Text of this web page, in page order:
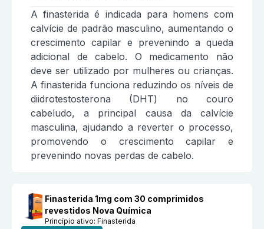
A finasterida é indicada para homens com
calvície de padrão masculino, aumentando o
crescimento capilar e prevenindo a queda
adicional de cabelo. O medicamento não
deve ser utilizado por mulheres ou crianças.
A finasterida funciona reduzindo os níveis de
diidrotestosterona (DHT) no couro
cabeludo, a principal causa da calvície
masculina, ajudando a reverter o processo,
promovendo o crescimento capilar e
prevenindo novas perdas de cabelo.
Finasterida 1mg com 30 comprimidos
revestidos Nova Química
Princípio ativo:Finasterida